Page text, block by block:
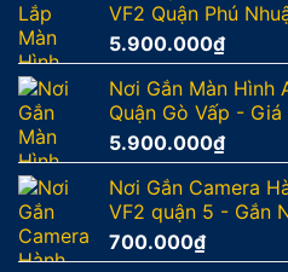
VF2 Quận Phú
5.900.000₫
Nơi Gắn Màn Hình
Quận Gò Vấp -
5.900.000₫
Nơi Gắn Camera
VF2 quận 5 - Gắn
700.000₫